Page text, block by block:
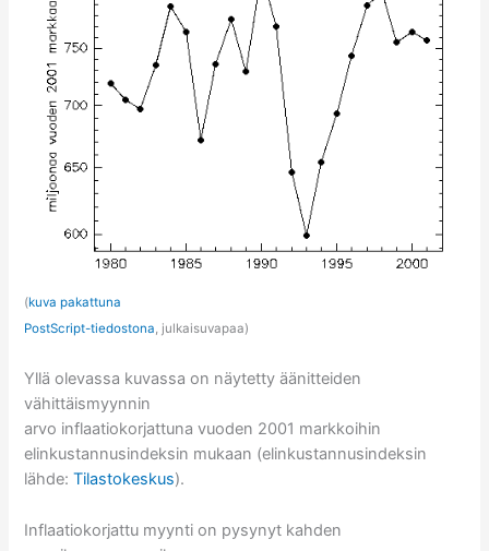
(kuva pakattuna
PostScript-tiedostona, julkaisuvapaa)
Yllä olevassa kuvassa on näytetty äänitteiden
vähittäismyynnin
arvo inflaatiokorjattuna vuoden 2001 markkoihin
elinkustannusindeksin mukaan (elinkustannusindeksin
lähde:Tilastokeskus).
Inflaatiokorjattu myynti on pysynyt kahden